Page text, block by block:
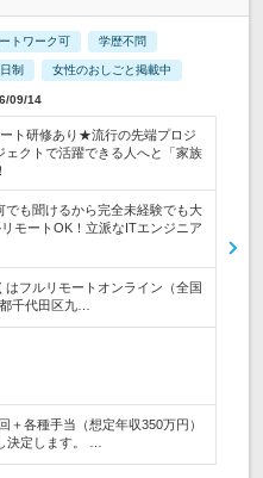
トワーク可 学歴不問
制 女性のおしごと掲載中
09/14
ト研修あり★流行の先端プロジ
ェクトで活躍できる人へと「家族
も聞けるから完全未経験でも大
モートOK！立派なITエンジニア
はフルリモートオンライン（全国
千代田区九…
＋各種手当（想定年収350万円）
決定します。 …